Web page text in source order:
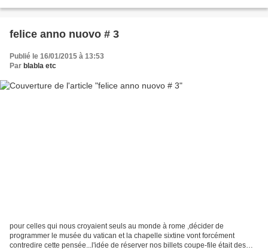
felice anno nuovo # 3
Publié le 16/01/2015 à 13:53
Par blabla etc
pour celles qui nous croyaient seuls au monde à rome ,décider de
programmer le musée du vatican et la chapelle sixtine vont forcément
contredire cette pensée...l'idée de réserver nos billets coupe-file était des